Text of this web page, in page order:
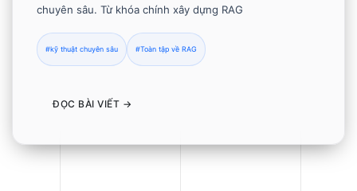
chuyên sâu. Từ khóa chính xây dựng RAG
#kỹ thuật chuyên sâu #Toàn tập về RAG
ĐỌC BÀI VIẾT →